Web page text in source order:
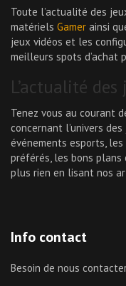
Toute l’actualité des
matériels Gamer ainsi
jeux vidéos et les
meilleurs spots d’achat
L’actualité
Tenez vous au courant
concernant l’univers
événements esports,
préférés, les bons plans
plus rien en lisant nos
Info contact
Besoin de nous